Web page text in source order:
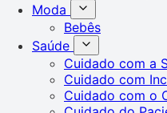
Moda
Bebês
Saúde
Cuidado com a
Cuidado com
Cuidado com o